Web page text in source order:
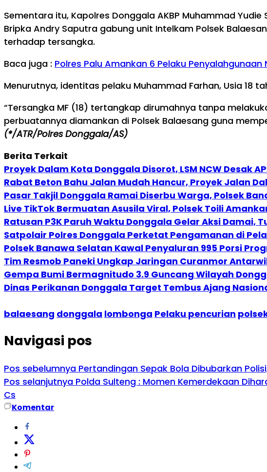
Sementara itu, Kapolres Donggala AKBP Muhammad Yudie
Bripka Andry Saputra gabung unit Intelkam Polsek
terhadap tersangka.
Baca juga : Polres Palu Amankan 6 Pelaku
Menurutnya, identitas pelaku Muhammad Farhan, Usia 18
“Tersangka MF (18) tertangkap dirumahnya tanpa
perbuatannya diamankan di Polsek Balaesang guna
(*/ATR/Polres Donggala/AS)
Berita Terkait
Proyek Dalam Kota Donggala Disorot, LSM NCW Desak
Rabat Beton Bahu Jalan Mudah Hancur, Proyek Jalan
Pasar Takjil Donggala Ramai Diserbu Warga, Polsek
Live TikTok Bermuatan Asusila Viral, Polsek Toili
Ratusan P3K Paruh Waktu Donggala Gelar Aksi Damai,
Satpolair Polres Donggala Perketat Pengamanan di
Polsek Banawa Selatan Kawal Penyaluran 995 Porsi
Tim Resmob Paneki Ungkap Jaringan Curanmor
Gempa Bumi Bermagnitudo 3.9 Guncang Wilayah
Dinas Perikanan Donggala Target Tembus Ajang
balaesang donggala lombonga Pelaku pencurian
Navigasi pos
Pos sebelumnya Pertandingan Sepak Bola Dibubarkan
Pos selanjutnya Polda Sulteng : Momen Kemerdekaan
Cs
Komentar